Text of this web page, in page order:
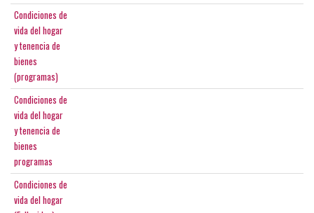
Condiciones de
vida del hogar
y tenencia de
bienes
(programas)
Condiciones de
vida del hogar
y tenencia de
bienes
programas
Condiciones de
vida del hogar